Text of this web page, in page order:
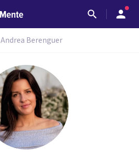
Andrea Berenguer